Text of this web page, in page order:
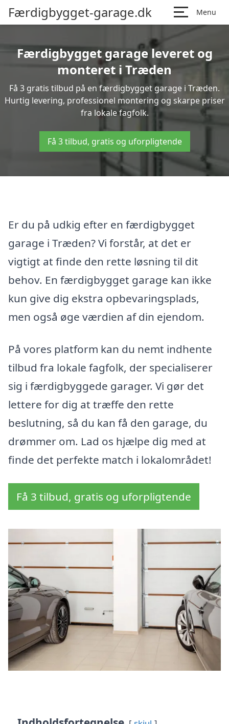
Færdigbygget-garage.dk Menu
Færdigbygget garage leveret og
monteret i Træden
Få 3 gratis tilbud på en færdigbygget garage i Træden.
Hurtig levering, professionel montering og skarpe priser
fra lokale fagfolk.
Få 3 tilbud, gratis og uforpligtende
Er du på udkig efter en færdigbygget
garage i Træden? Vi forstår, at det er
vigtigt at finde den rette løsning til dit
behov. En færdigbygget garage kan ikke
kun give dig ekstra opbevaringsplads,
men også øge værdien af din ejendom.
På vores platform kan du nemt indhente
tilbud fra lokale fagfolk, der specialiserer
sig i færdigbyggede garager. Vi gør det
lettere for dig at træffe den rette
beslutning, så du kan få den garage, du
drømmer om. Lad os hjælpe dig med at
finde det perfekte match i lokalområdet!
Få 3 tilbud, gratis og uforpligtende